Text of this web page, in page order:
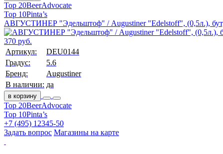
Top 20BeerAdvocate
Top 10Pinta’s
АВГУСТИНЕР "Эдельштоф" / Augustiner "Edelstoff", (0,5л.), бут,
370 руб.
Артикул:
DEU0144
Градус:
5.6
Бренд:
Augustiner
В наличии: да
в корзину
Top 20BeerAdvocate
Top 10Pinta’s
+7 (495) 12345-50
Задать вопрос Магазины на карте